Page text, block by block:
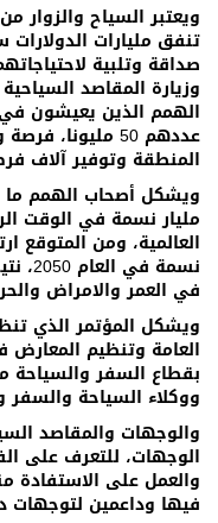
ويعتبر السياح
تنفق مليارات الدولارات
صداقة وتلبية
وزيارة المقاصد
الهمم الذين يعيشون
عددهم 50
المنطقة وتوفير آلاف
مليار نسمة في الوقت
نسمة
في العمر والامراض
ويشكل المؤتمر الذي
العامة وتنظيم
بقطاع السفر والسياحة
ووكلاء السياحة والسفر
والوجهات والمقاصد
الوجهات، للتعرف على
والعمل على الاستفادة
فيها وداعمين لتوجهات